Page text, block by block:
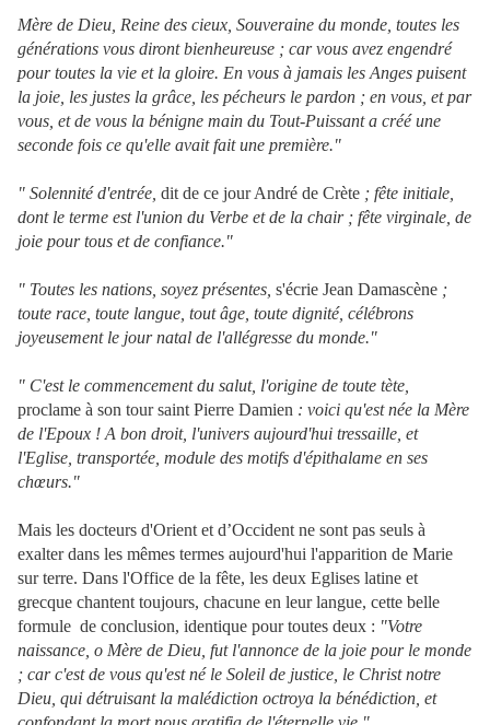
Mère de Dieu, Reine des cieux, Souveraine du monde, toutes les
générations vous diront bienheureuse ; car vous avez engendré
pour toutes la vie et la gloire. En vous à jamais les Anges puisent
la joie, les justes la grâce, les pécheurs le pardon ; en vous, et par
vous, et de vous la bénigne main du Tout-Puissant a créé une
seconde fois ce qu'elle avait fait une première."
" Solennité d'entrée, dit de ce jour André de Crète ; fête initiale,
dont le terme est l'union du Verbe et de la chair ; fête virginale, de
joie pour tous et de confiance."
" Toutes les nations, soyez présentes, s'écrie Jean Damascène ;
toute race, toute langue, tout âge, toute dignité, célébrons
joyeusement le jour natal de l'allégresse du monde."
" C'est le commencement du salut, l'origine de toute tète,
proclame à son tour saint Pierre Damien : voici qu'est née la Mère
de l'Epoux ! A bon droit, l'univers aujourd'hui tressaille, et
l'Eglise, transportée, module des motifs d'épithalame en ses
chœurs."
Mais les docteurs d'Orient et d’Occident ne sont pas seuls à
exalter dans les mêmes termes aujourd'hui l'apparition de Marie
sur terre. Dans l'Office de la fête, les deux Eglises latine et
grecque chantent toujours, chacune en leur langue, cette belle
formule de conclusion, identique pour toutes deux : "Votre
naissance, o Mère de Dieu, fut l'annonce de la joie pour le monde
; car c'est de vous qu'est né le Soleil de justice, le Christ notre
Dieu, qui détruisant la malédiction octroya la bénédiction, et